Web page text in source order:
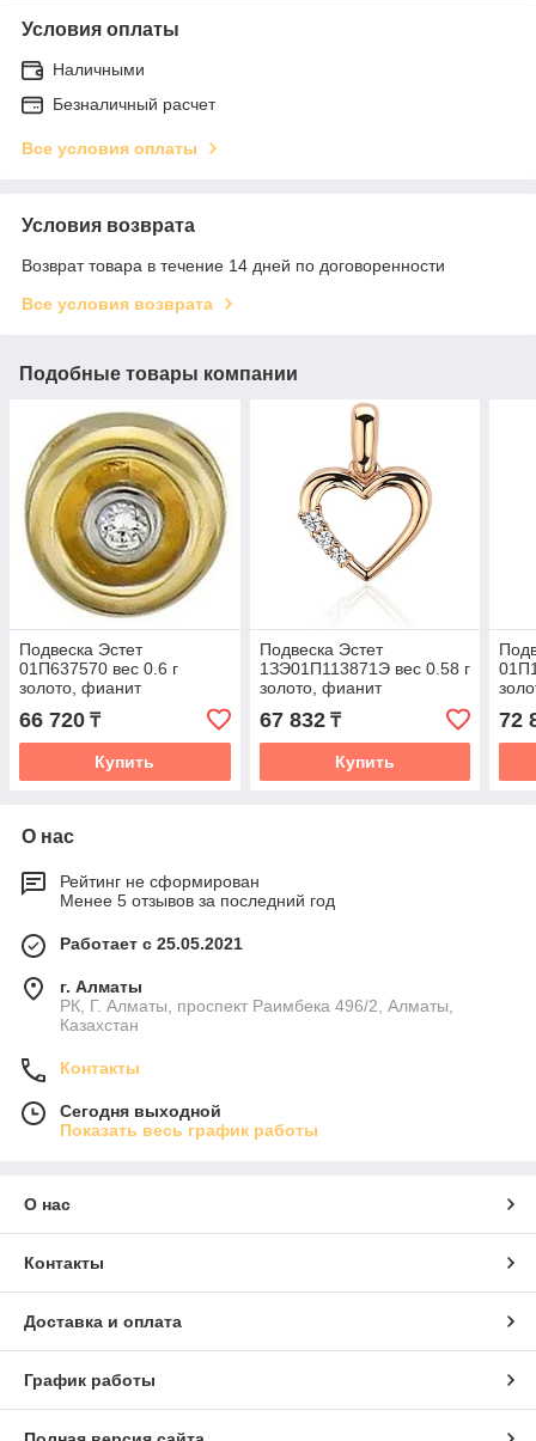
Условия оплаты
Наличными
Безналичный расчет
Все условия оплаты
Условия возврата
Возврат товара в течение 14 дней по договоренности
Все условия возврата
Подобные товары компании
Подвеска Эстет
01П637570 вес 0.6 г
золото, фианит
66 720 ₸
Купить
Подвеска Эстет
1ЗЭ01П113871Э вес 0.58 г
золото, фианит
67 832₸
Купить
72
О нас
Рейтинг не сформирован
Менее 5 отзывов за последний год
Работает с 25.05.2021
г. Алматы
РК, Г. Алматы, проспект Раимбека 496/2, Алматы,
Казахстан
Контакты
Сегодня выходной
Показать весь график работы
О нас
Контакты
Доставка и оплата
График работы